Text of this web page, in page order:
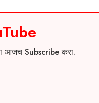
आजच Subscribe करा.